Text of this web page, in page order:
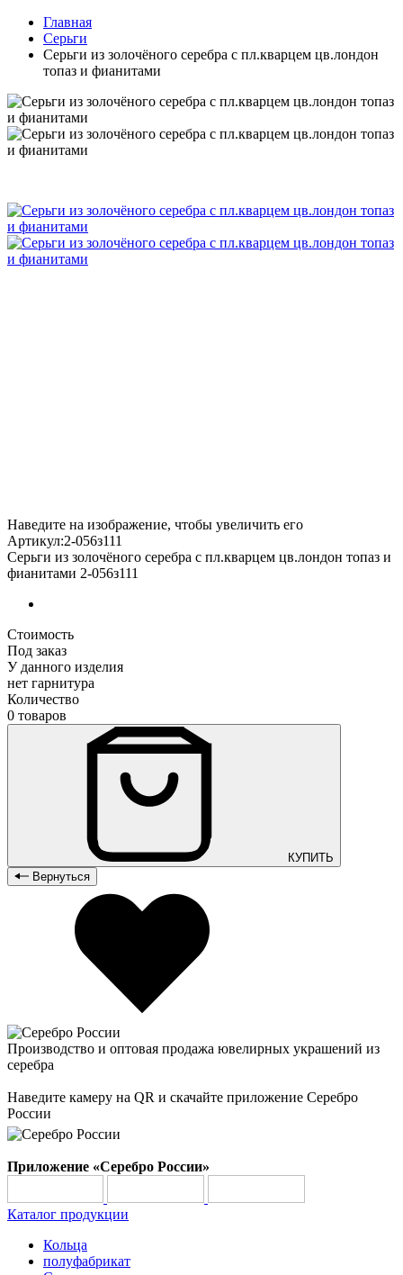
Главная
Серьги
Серьги из золочёного серебра с пл.кварцем цв.лондон
топаз и фианитами
Наведите на изображение, чтобы увеличить его
Артикул:2-056з111
Серьги из золочёного серебра с пл.кварцем цв.лондон топаз и
фианитами 2-056з111
Стоимость
Под заказ
У данного изделия
нет гарнитура
Количество
0 товаров
КУПИТЬ
Вернуться
Производство и оптовая продажа ювелирных украшений из
серебра
Наведите камеру на QR и скачайте приложение Серебро
России
Приложение «Серебро России»
Каталог продукции
Кольца
полуфабрикат